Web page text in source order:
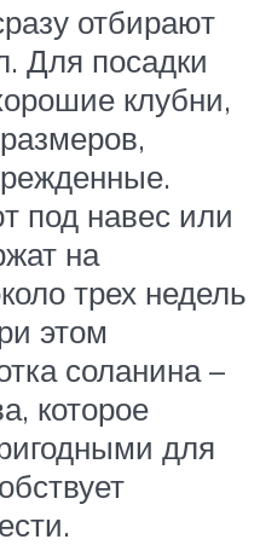
отбирают
Для посадки
клубни,
под навес или
на
трех недель
этом
соланина –
которое
для